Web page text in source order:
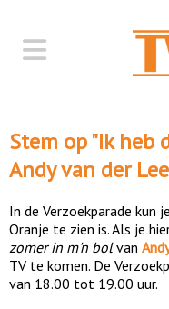
Stem op "Ik heb
Andy van der
In de Verzoekparade kun
Oranje te zien is. Als je
zomer in m'n bolvan
TV te komen. De
van 18.00 tot 19.00 uur.